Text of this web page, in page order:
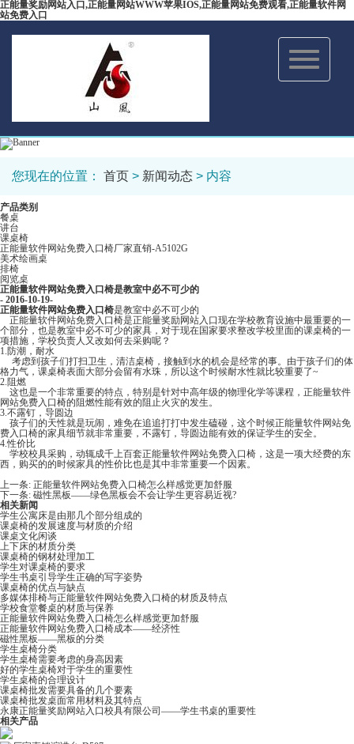
正能量奖励网站入口,正能量网站WWW苹果IOS,正能量网站免费观看,正能量软件网
站免费入口
Toggle
navigation
您现在的位置： 首页 > 新闻动态 > 内容
产品类别
餐桌
讲台
课桌椅
正能量软件网站免费入口椅厂家直销-A5102G
美术绘画桌
排椅
阅览桌
正能量软件网站免费入口椅是教室中必不可少的
- 2016-10-19-
正能量软件网站免费入口椅是教室中必不可少的
正能量软件网站免费入口椅是正能量奖励网站入口现在学校教育设施中最重要的一
个部分，也是教室中必不可少的家具，对于现在国家要求整改学校里面的课桌椅的一
项措施，学校负责人又改如何去采购呢？
1.防潮，耐水
考虑到孩子们打扫卫生，清洁桌椅，接触到水的机会是经常的事。由于孩子们的体
格力气，课桌椅表面大部分会留有水珠，所以这个时候耐水性就比较重要了~
2.阻燃
这也是一个非常重要的特点，特别是针对中高年级的物理化学等课程，正能量软件
网站免费入口椅的阻燃性能有效的阻止火灾的发生。
3.不露钉，导圆边
孩子们的天性就是玩闹，难免在追追打打中发生磕碰，这个时候正能量软件网站免
费入口椅的家具细节就非常重要，不露钉，导圆边能有效的保证学生的安全。
4.性价比
学校校具采购，动辄成千上百套正能量软件网站免费入口椅，这是一项大经费的东
西，购买的的时候家具的性价比也是其中非常重要一个因素。
上一条: 正能量软件网站免费入口椅怎么样感觉更加舒服
下一条: 磁性黑板——绿色黑板会不会让学生更容易近视?
相关新闻
学生公寓床是由那几个部分组成的
课桌椅的发展速度与材质的介绍
课桌文化闲谈
上下床的材质分类
课桌椅的钢材处理加工
学生对课桌椅的要求
学生书桌引导学生正确的写字姿势
课桌椅的优点与缺点
多媒体排椅与正能量软件网站免费入口椅的材质及特点
学校食堂餐桌的材质与保养
正能量软件网站免费入口椅怎么样感觉更加舒服
正能量软件网站免费入口椅成本——经济性
磁性黑板——黑板的分类
学生桌椅分类
学生桌椅需要考虑的身高因素
好的学生桌椅对于学生的重要性
学生桌椅的合理设计
课桌椅批发需要具备的几个要素
课桌椅批发​桌面常用材料及其特点
永康正能量奖励网站入口校具有限公司——学生书桌的重要性
相关产品